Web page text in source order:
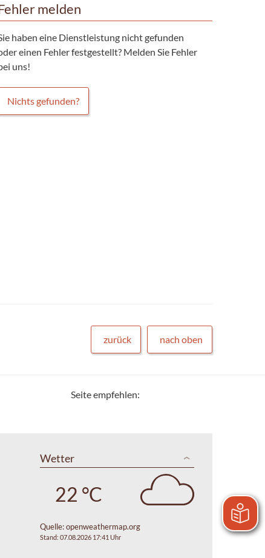
melden
haben eine Dienstleistung nicht gefunden
einen Fehler festgestellt? Melden Sie Fehler
uns!
Nichts gefunden?
zurück nach oben
Seite empfehlen:
Wetter
22 °C
Quelle:openweathermap.org
Stand: 07.08.2026 17:41 Uhr